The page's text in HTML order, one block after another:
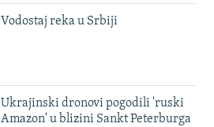
Vodostaj reka u Srbiji
Ukrajinski dronovi pogodili 'ruski
Amazon' u blizini Sankt Peterburga